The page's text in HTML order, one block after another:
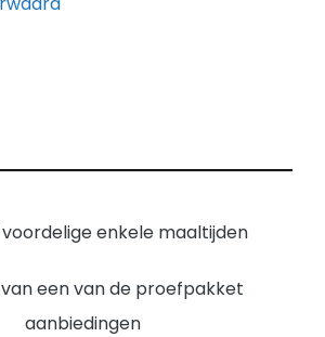
enkele maaltijden
een van de proefpakket
aanbiedingen